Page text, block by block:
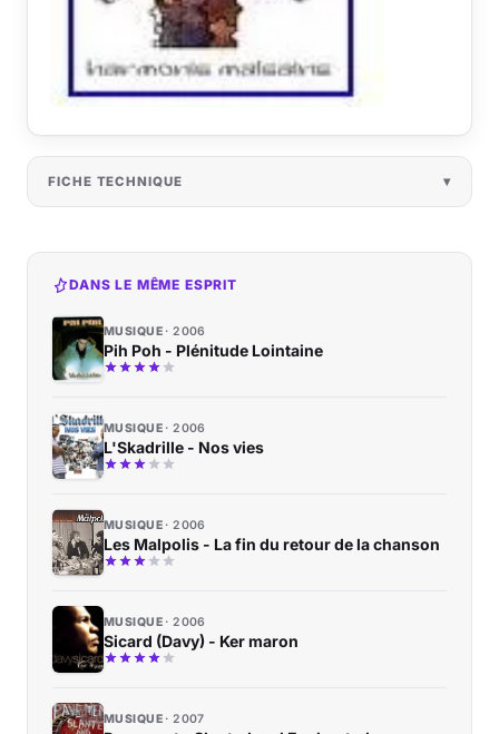
FICHE TECHNIQUE
DANS LE MÊME ESPRIT
MUSIQUE 2006
Pih Poh - Plénitude Lointaine
MUSIQUE 2006
L'Skadrille - Nos vies
MUSIQUE 2006
Les Malpolis - La fin du retour de la chanson
MUSIQUE 2006
Sicard (Davy) - Ker maron
MUSIQUE 2007